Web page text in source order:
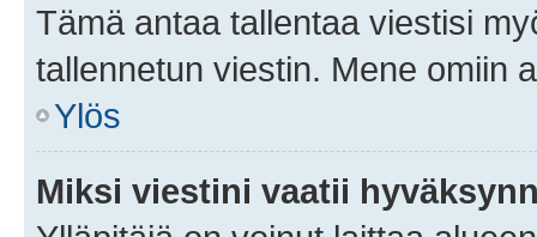
Tämä antaa tallentaa viestisi
tallennetun viestin. Mene omiin
Ylös
Miksi viestini vaatii